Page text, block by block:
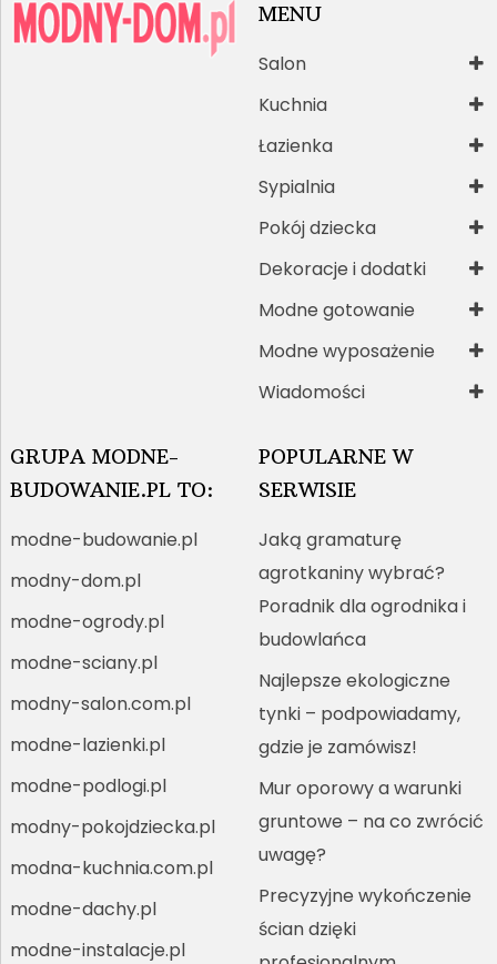
MENU
Salon
Kuchnia
Łazienka
Sypialnia
Pokój dziecka
Dekoracje i dodatki
Modne gotowanie
Modne wyposażenie
Wiadomości
GRUPA MODNE-
BUDOWANIE.PL TO:
modne-budowanie.pl
modny-dom.pl
modne-ogrody.pl
modne-sciany.pl
modny-salon.com.pl
modne-lazienki.pl
modne-podlogi.pl
modny-pokojdziecka.pl
modna-kuchnia.com.pl
modne-dachy.pl
modne-instalacje.pl
POPULARNE W
SERWISIE
Jaką gramaturę
agrotkaniny wybrać?
Poradnik dla ogrodnika i
budowlańca
Najlepsze ekologiczne
tynki – podpowiadamy,
gdzie je zamówisz!
Mur oporowy a warunki
gruntowe – na co zwrócić
uwagę?
Precyzyjne wykończenie
ścian dzięki